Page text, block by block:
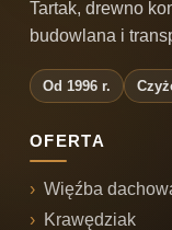
Tartak, drewno
budowlana i
Od 1996 r.
OFERTA
Więźba
Krawędziak